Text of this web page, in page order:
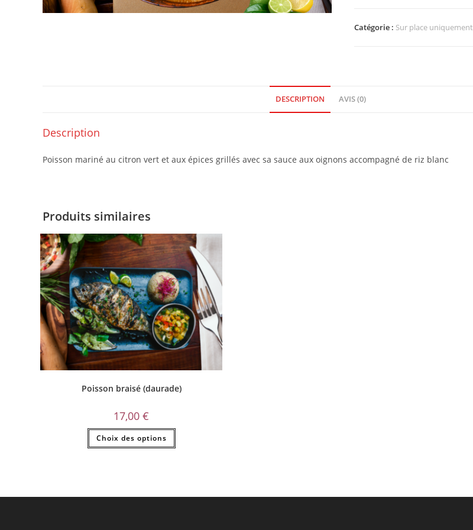
Catégorie : Sur place uniquement
DESCRIPTION AVIS (0)
Description
Poisson mariné au citron vert et aux épices grillés avec sa sauce aux oignons accompagné de riz blanc
Produits similaires
Poisson braisé (daurade)
17,00€
Choix des options